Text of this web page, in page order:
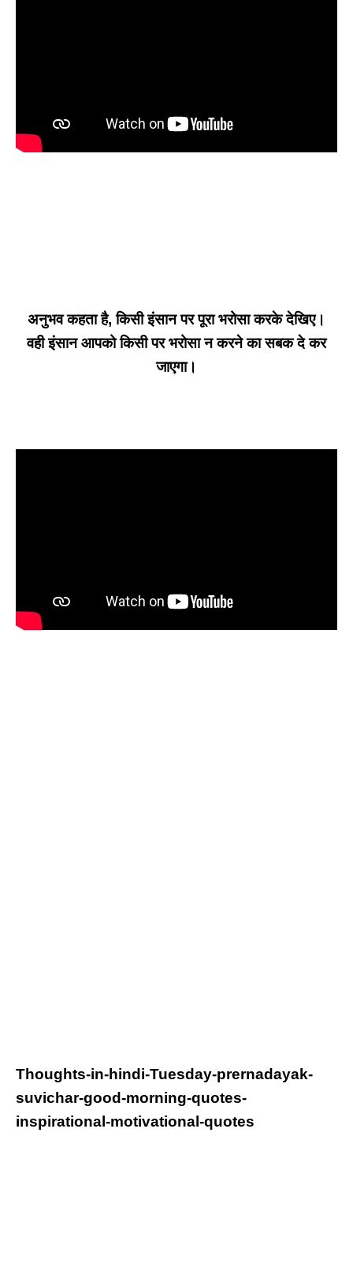
अनुभव कहता है, किसी इंसान पर पूरा भरोसा करके देखिए।
वही इंसान आपको किसी पर भरोसा न करने का सबक दे कर
जाएगा।
Thoughts-in-hindi-Tuesday-prernadayak-
suvichar-good-morning-quotes-
inspirational-motivational-quotes